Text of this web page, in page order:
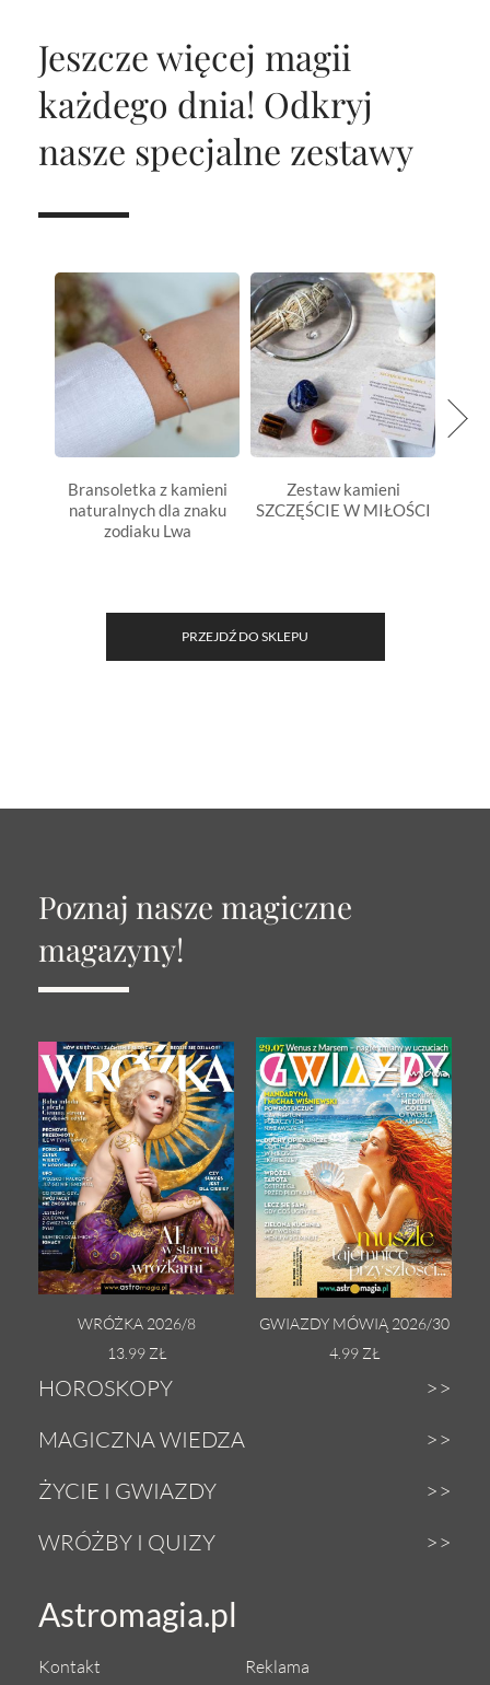
Jeszcze więcej magii
każdego dnia! Odkryj
nasze specjalne zestawy
Bransoletka z kamieni
naturalnych dla znaku
zodiaku Lwa
Zestaw kamieni
SZCZĘŚCIE W MIŁOŚCI
PRZEJDŹ DO SKLEPU
Poznaj nasze magiczne
magazyny!
WRÓŻKA 2026/8
13.99 ZŁ
GWIAZDY MÓWIĄ 2026/30
4.99 ZŁ
HOROSKOPY
Dzienny
Tygodniowy
Roczny
MAGICZNA WIEDZA
Zodiak
Astrologia
Numerologia
Anioły
ŻYCIE I GWIAZDY
Gwiazdy
Zdrowie i uroda
Astrokuchnia
WRÓŻBY I QUIZY
Magiczna kula
Sekshoroskop
Astromagia.pl
Kontakt Reklama